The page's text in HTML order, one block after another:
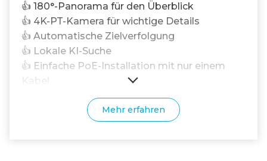
👍 180°-Panorama für den Überblick
👍 4K-PT-Kamera für wichtige Details
👍 Automatische Zielverfolgung
👍 Lokale KI-Suche
👍 Einfache PoE-Installation mit nur einem
Mehr erfahren